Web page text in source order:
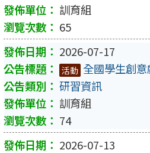
訓育組
65
2026-07-17
活動 全國學生創
研習資訊
訓育組
74
2026-07-13